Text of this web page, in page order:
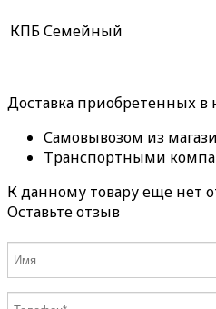
КПБ Семейный
Доставка приобретенных в
Самовывозом из
Транспортными
К данному товару еще нет
Оставьте отзыв